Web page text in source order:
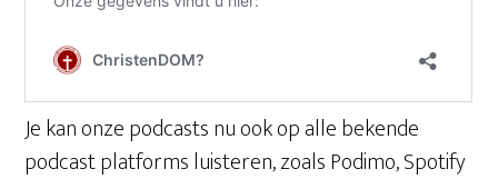
Je kan onze podcasts nu ook op alle bekende
podcast platforms luisteren, zoals Podimo, Spotify